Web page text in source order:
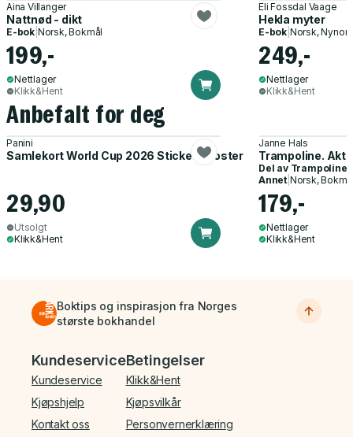
Aina Villanger
Nattnød - dikt
E-bok Norsk, Bokmål
199,-
Nettlager
Klikk&Hent
Eli Fossdal Vaage
Hekla myter
E-bok| Norsk,
249,-
Nettlager
Klikk&Hent
Anbefalt for deg
Panini
Samlekort World Cup 2026 Sticker Booster
29,90
Utsolgt
Klikk&Hent
Janne Hals
Trampoline.
Del av Trampoline
Annet| Norsk,
179,-
Nettlager
Klikk&Hent
Boktips og inspirasjon fra Norges
største bokhandel
Bunnmeny
Kundeservice
Kundeservice
Kjøpshjelp
Kontakt oss
Betingelser
Klikk&Hent
Kjøpsvilkår
Personvernerklæring